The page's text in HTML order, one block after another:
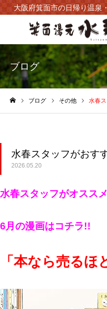
大阪府箕面市の日帰り温泉
ブログ
ブログ その他 水春
水春スタッフがおす
2026.05.20
水春スタッフがオスス
6月の漫画はコチラ!!
「本なら売るほ